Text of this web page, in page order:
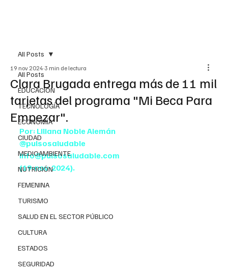
All Posts
EDUCACIÓN
TECNOLOGÍA
ECONOMÍA
CIUDAD
MEDIOAMBIENTE
NUTRICIÓN
FEMENINA
TURISMO
SALUD EN EL SECTOR PÚBLICO
CULTURA
ESTADOS
SEGURIDAD
All Posts
Clara Brugada entrega más de 11 mil
tarjetas del programa "Mi Beca Para
Empezar".
19 nov 2024 3 min de lectura
Por: Liliana Noble Alemán
@pulsosaludable
info@pulsosaludable.com
(19-nov-2024).